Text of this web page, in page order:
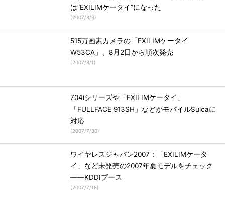
は“EXILIMケータイ”になった
(2007/8/3)
515万画素カメラの「EXILIMケータイ
W53CA」、8月2日から順次発売
(2007/8/1)
704iシリーズや「EXILIMケータイ」
「FULLFACE 913SH」などがモバイルSuicaに
対応
(2007/7/30)
ワイヤレスジャパン2007：「EXILIMケータ
イ」など未発売の2007年夏モデルをチェック
――KDDIブース
(2007/7/18)